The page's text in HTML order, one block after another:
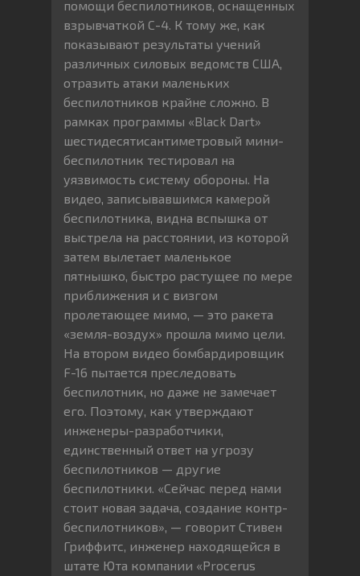
помощи беспилотников, оснащенных
взрывчаткой С-4. К тому же, как
показывают результаты учений
различных силовых ведомств США,
отразить атаки маленьких
беспилотников крайне сложно. В
рамках программы «Black Dart»
шестидесятисантиметровый мини-
беспилотник тестировал на
уязвимость систему обороны. На
видео, записывавшимся камерой
беспилотника, видна вспышка от
выстрела на расстоянии, из которой
затем вылетает маленькое
пятнышко, быстро растущее по мере
приближения и с визгом
пролетающее мимо, — это ракета
«земля-воздух» прошла мимо цели.
На втором видео бомбардировщик
F-16 пытается преследовать
беспилотник, но даже не замечает
его. Поэтому, как утверждают
инженеры-разработчики,
единственный ответ на угрозу
беспилотников — другие
беспилотники. «Сейчас перед нами
стоит новая задача, создание контр-
беспилотников», — говорит Стивен
Гриффитс, инженер находящейся в
штате Юта компании «Procerus